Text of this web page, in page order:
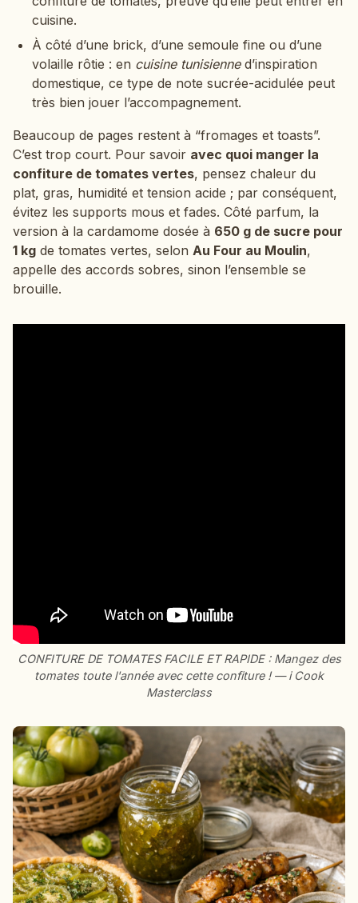
cuisine.
À côté d’une brick, d’une semoule fine ou d’une
volaille rôtie : en cuisine tunisienned’inspiration
domestique, ce type de note sucrée-acidulée peut
très bien jouer l’accompagnement.
Beaucoup de pages restent à “fromages et toasts”.
C’est trop court. Pour savoir avec quoi manger la
confiture de tomates vertes, pensez chaleur du
plat, gras, humidité et tension acide ; par conséquent,
évitez les supports mous et fades. Côté parfum, la
version à la cardamome dosée à 650 g de sucre pour
1 kg de tomates vertes, selon Au Four au Moulin,
appelle des accords sobres, sinon l’ensemble se
brouille.
CONFITURE DE TOMATES FACILE ET RAPIDE : Mangez des
tomates toute l'année avec cette confiture ! — i Cook
Masterclass